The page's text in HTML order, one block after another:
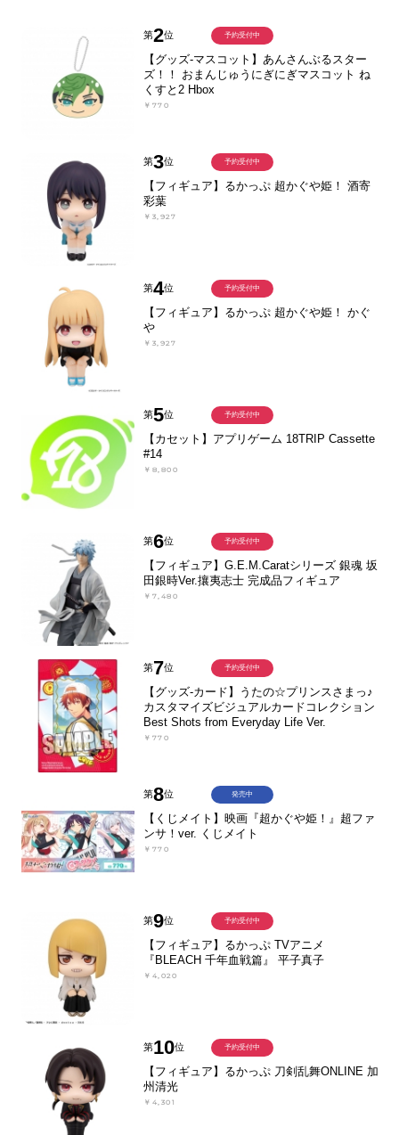
第2位
【グッズ-マスコット】あんさんぶるスター
ズ！！ おまんじゅうにぎにぎマスコット ね
くすと2 Hbox
￥770
予約受付中
第3位
【フィギュア】るかっぷ 超かぐや姫！ 酒寄
彩葉
￥3,927
予約受付中
第4位
【フィギュア】るかっぷ 超かぐや姫！ かぐ
や
￥3,927
予約受付中
第5位
【カセット】アプリゲーム 18TRIP Cassette
#14
￥8,800
予約受付中
第6位
【フィギュア】G.E.M.Caratシリーズ 銀魂 坂
田銀時Ver.攘夷志士 完成品フィギュア
￥7,480
予約受付中
第7位
【グッズ-カード】うたの☆プリンスさまっ♪
カスタマイズビジュアルカードコレクション
Best Shots from Everyday Life Ver.
￥770
予約受付中
第8位
【くじメイト】映画『超かぐや姫！』超ファ
ンサ！ver. くじメイト
￥770
発売中
第9位
【フィギュア】るかっぷ TVアニメ
『BLEACH 千年血戦篇』 平子真子
￥4,020
予約受付中
第10位
【フィギュア】るかっぷ 刀剣乱舞ONLINE 加
州清光
￥4,301
予約受付中